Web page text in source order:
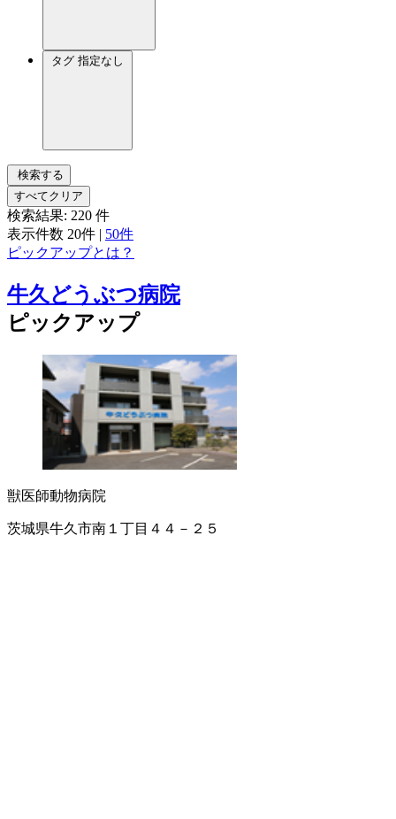
タグ 指定なし
検索する
すべてクリア
検索結果: 220 件
表示件数 20件 | 50件
ピックアップとは？
牛久どうぶつ病院
ピックアップ
獣医師動物病院
茨城県牛久市南１丁目４４－２５